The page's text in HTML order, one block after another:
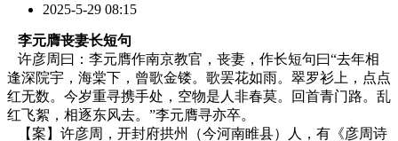
2025-5-29 08:15
李元膺丧妻长短句
许彦周曰：李元膺作南京教官，丧妻，作长短句曰“去年相
逢深院宇，海棠下，曾歌金镂。歌罢花如雨。翠罗衫上，点点
红无数。今岁重寻携手处，空物是人非春莫。回首青门路。乱
红飞絮，相逐东风去。”李元膺寻亦卒。
【案】许彦周，开封府拱州（今河南睢县）人，有《彦周诗